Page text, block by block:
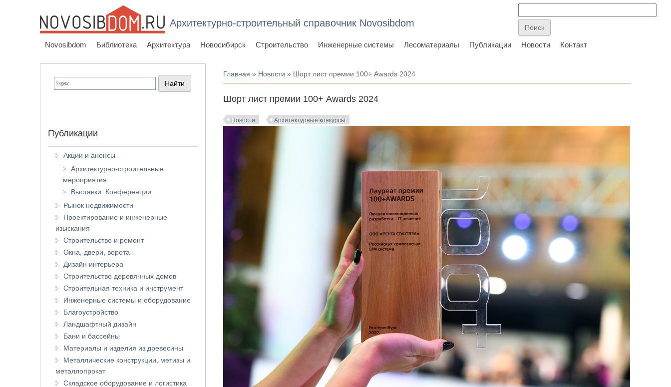
Архитектурно-строительный справочник Novosibdom
Novosibdom Библиотека Архитектура Новосибирск Строительство Инженерные системы Лесоматериалы Публикации Новости Контакт
Вы здесь
Главная » Новости » Шорт лист премии 100+ Awards 2024
Шорт лист премии 100+ Awards 2024
Новости Архитектурные конкурсы
Публикации
Акции и анонсы
Архитектурно-строительные
мероприятия
Выставки. Конференции
Рынок недвижимости
Проектирование и инженерные
изыскания
Строительство и ремонт
Окна, двери, ворота
Дизайн интерьера
Строительство деревянных домов
Строительная техника и инструмент
Инженерные системы и оборудование
Благоустройство
Ландшафтный дизайн
Бани и бассейны
Материалы и изделия из древесины
Металлические конструкции, метизы и
металлопрокат
Складское оборудование и логистика